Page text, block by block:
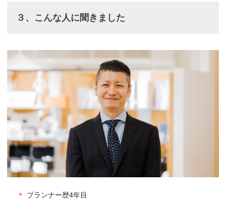
３、こんな人に聞きました
プランナー歴4年目